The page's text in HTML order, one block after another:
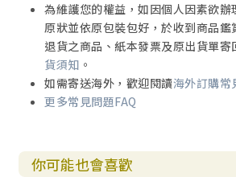
為維護您的權益，如因個人因素欲辦
原狀並依原包裝包好，於收到商品
退貨之商品、紙本發票及原出貨單寄
貨須知 。
如需寄送海外，歡迎閱讀海外訂購常
更多常見問題FAQ
你可能也會喜歡